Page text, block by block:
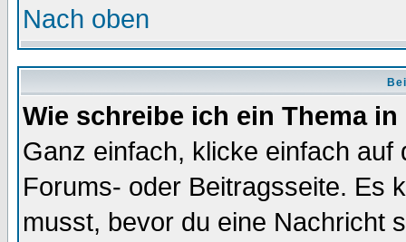
Nach oben
Wie schreibe ich ein Thema
Ganz einfach, klicke einfach
Forums- oder Beitragsseite. Es
musst, bevor du eine Nachricht